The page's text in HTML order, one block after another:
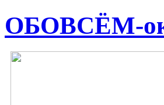
ОБОВСЁМ-